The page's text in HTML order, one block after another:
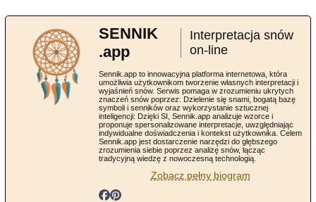
SENNIK
.app
Interpretacja snów
on-line
Sennik.app to innowacyjna platforma internetowa, która
umożliwia użytkownikom tworzenie własnych interpretacji i
wyjaśnień snów. Serwis pomaga w zrozumieniu ukrytych
znaczeń snów poprzez: Dzielenie się snami, bogatą bazę
symboli i senników oraz wykorzystanie sztucznej
inteligencji: Dzięki SI, Sennik.app analizuje wzorce i
proponuje spersonalizowane interpretacje, uwzględniając
indywidualne doświadczenia i kontekst użytkownika. Celem
Sennik.app jest dostarczenie narzędzi do głębszego
zrozumienia siebie poprzez analizę snów, łącząc
tradycyjną wiedzę z nowoczesną technologią.
Zobacz pełny biogram